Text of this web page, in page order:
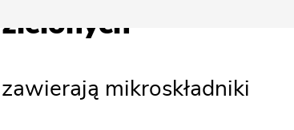
zielonych
zawierają mikroskładniki